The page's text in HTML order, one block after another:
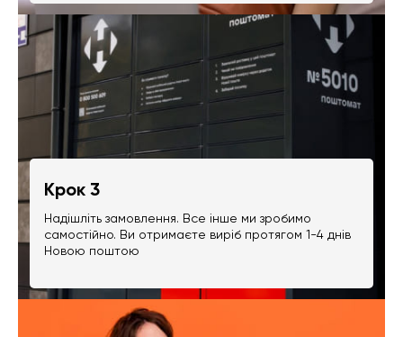
Крок 3
Надішліть замовлення. Все інше ми зробимо
самостійно. Ви отримаєте виріб протягом 1-4 днів
Новою поштою